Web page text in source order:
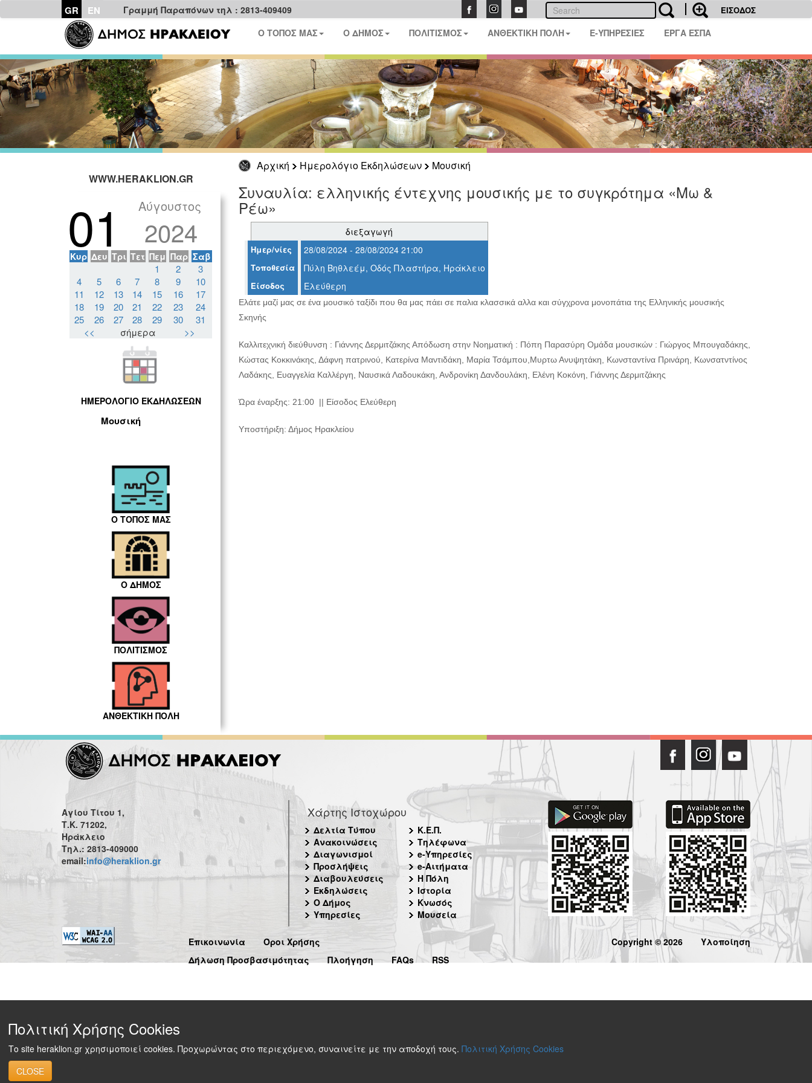
GR EN Γραμμή Παραπόνων τηλ : 2813-409409 ΕΙΣΟΔΟΣ
Ο ΤΟΠΟΣ ΜΑΣ Ο ΔΗΜΟΣ ΠΟΛΙΤΙΣΜΟΣ ΑΝΘΕΚΤΙΚΗ ΠΟΛΗ E-ΥΠΗΡΕΣΙΕΣ ΕΡΓΑ ΕΣΠΑ
Αρχική Ημερολόγιο Εκδηλώσεων
Μουσική
WWW.HERAKLION.GR
01 Αύγουστος
2024
Κυρ Δευ Τρι Τετ Πεμ Παρ Σαβ
1 2
3
4
5 6 7 8 9
10
11
12 13 14 15 16
17
18
19 20 21 22 23
24
25
26 27 28 29 30
31
<<
σήμερα >>
ΗΜΕΡΟΛΟΓΙΟ ΕΚΔΗΛΩΣΕΩΝ
Μουσική
Ο ΤΟΠΟΣ ΜΑΣ
Ο ΔΗΜΟΣ
ΠΟΛΙΤΙΣΜΟΣ
ΑΝΘΕΚΤΙΚΗ ΠΟΛΗ
Συναυλία: ελληνικής έντεχνης μουσικής με το συγκρότημα «Μω &
Ρέω»
διεξαγωγή
Ημερ/νίες 28/08/2024 - 28/08/2024 21:00
Τοποθεσία Πύλη Βηθλεέμ, Οδός Πλαστήρα, Ηράκλειο
Είσοδος Ελεύθερη
Ελάτε μαζί μας σε ένα μουσικό ταξίδι που θα μας πάει σε παλια κλασσικά αλλα και σύγχρονα μονοπάτια της Ελληνικής μουσικής
Σκηνής
Καλλιτεχνική διεύθυνση : Γιάννης Δερμιτζάκης Απόδωση στην Νοηματική : Πόπη Παρασύρη Ομάδα μουσικών : Γιώργος Μπουγαδάκης,
Κώστας Κοκκινάκης, Δάφνη πατρινού, Κατερίνα Μαντιδάκη, Μαρία Τσάμπου,Μυρτω Ανυψητάκη, Κωνσταντίνα Πρινάρη, Κωνσατντίνος
Λαδάκης, Ευαγγελία Καλλέργη, Ναυσικά Λαδουκάκη, Ανδρονίκη Δανδουλάκη, Ελένη Κοκόνη, Γιάννης Δερμιτζάκης
Ώρα έναρξης: 21:00 || Είσοδος Ελεύθερη
Υποστήριξη: Δήμος Ηρακλείου
Αγίου Τίτου 1,
Τ.Κ. 71202,
Ηράκλειο
Τηλ.: 2813-409000
email:info@heraklion.gr
Χάρτης Ιστοχώρου
Δελτία Τύπου
Ανακοινώσεις
Διαγωνισμοί
Προσλήψεις
Διαβουλεύσεις
Εκδηλώσεις
Ο Δήμος
Υπηρεσίες
Κ.Ε.Π.
Τηλέφωνα
e-Υπηρεσίες
e-Αιτήματα
Η Πόλη
Ιστορία
Κνωσός
Μουσεία
Επικοινωνία
Όροι Χρήσης
Δήλωση Προσβασιμότητας
Πλοήγηση FAQs RSS
Copyright © 2026 Υλοποίηση
Πολιτική Χρήσης Cookies
Το site heraklion.gr χρησιμοποιεί cookies. Προχωρώντας στο περιεχόμενο, συναινείτε με την αποδοχή τους. Πολιτική Χρήσης Cookies
CLOSE